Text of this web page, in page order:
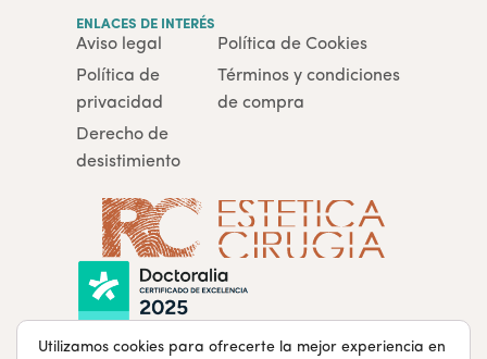
ENLACES DE INTERÉS
Aviso legal
Política de
privacidad
Derecho de
desistimiento
Política de Cookies
Términos y condiciones
de compra
Utilizamos cookies para ofrecerte la mejor experiencia en